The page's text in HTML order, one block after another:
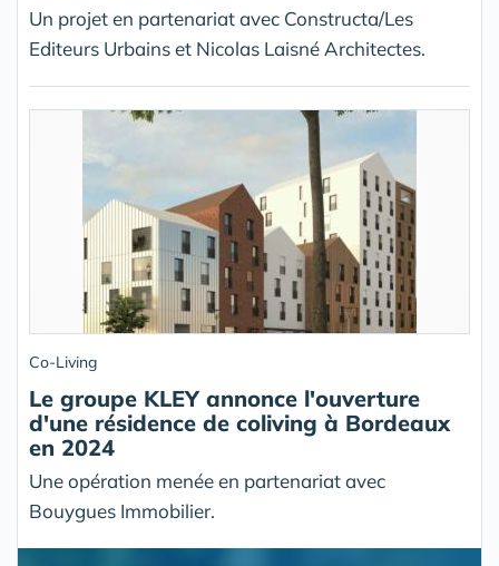
Un projet en partenariat avec Constructa/Les
Editeurs Urbains et Nicolas Laisné Architectes.
Co-Living
Le groupe KLEY annonce l'ouverture
d'une résidence de coliving à Bordeaux
en 2024
Une opération menée en partenariat avec
Bouygues Immobilier.